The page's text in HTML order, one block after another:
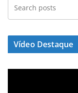
Vídeo Destaque